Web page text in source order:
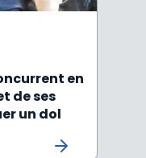
en
de ses
un dol